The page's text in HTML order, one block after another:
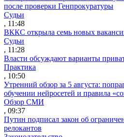
после проверки Генпрокуратуры
Судьи
, 11:48
ВККС открыла семь новых
Судьи
, 11:28
Власти обсуждают варианты
Практика
, 10:50
Утренний обзор за 5 августа:
обучении нейросетей и правила
Обзор СМИ
, 09:37
Путин подписал закон об
релокантов